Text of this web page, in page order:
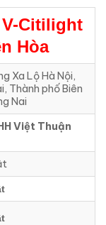
Citilight
Hòa
Xa Lộ Hà Nội,
Thành phố Biên
Nai
Việt Thuận